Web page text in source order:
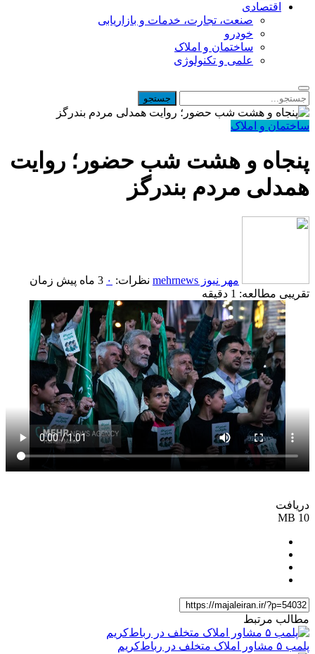
اقتصادی
صنعت، تجارت، خدمات و بازاریابی
خودرو
ساختمان و املاک
علمی و تکنولوژی
ساختمان و املاک
پنجاه‌ و هشت شب حضور؛ روایت
همدلی مردم بندرگز
مهر نیوز mehrnews نظرات: ۰ 3 ماه پیش
زمان
تقریبی مطالعه: 1 دقیقه
دریافت
10 MB
مطالب مرتبط
پلمب ۵ مشاور املاک متخلف در رباط‌کریم